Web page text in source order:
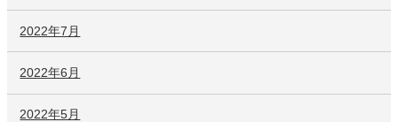
2022年7月
2022年6月
2022年5月